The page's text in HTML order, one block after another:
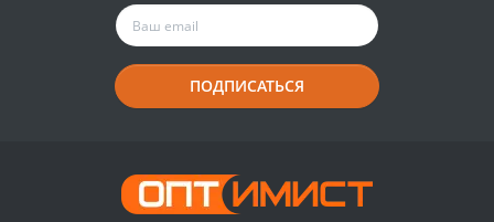
ПОДПИСАТЬСЯ